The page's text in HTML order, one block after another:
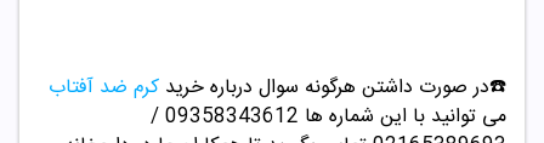
☎️در صورت داشتن هرگونه سوال درباره خرید کرم ضد آفتاب
می توانید با این شماره ها 09358343612 /